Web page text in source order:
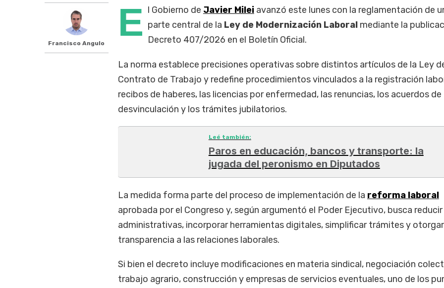
Francisco Angulo E l Gobierno de Javier Mileiavanzó este lunes con la reglamentación de
parte central de la Ley de Modernización Laboral mediante la
Decreto 407/2026 en el Boletín Oficial.
La norma establece precisiones operativas sobre distintos artículos de la Ley
Contrato de Trabajo y redefine procedimientos vinculados a la registración
recibos de haberes, las licencias por enfermedad, las renuncias, los acuerdos de
desvinculación y los trámites jubilatorios.
Leé también:
Paros en educación, bancos y transporte: la
jugada del peronismo en Diputados
La medida forma parte del proceso de implementación de la reforma laboral
aprobada por el Congreso y, según argumentó el Poder Ejecutivo, busca
administrativas, incorporar herramientas digitales, simplificar trámites y
transparencia a las relaciones laborales.
Si bien el decreto incluye modificaciones en materia sindical, negociación
trabajo agrario, construcción y empresas de servicios eventuales, uno de los